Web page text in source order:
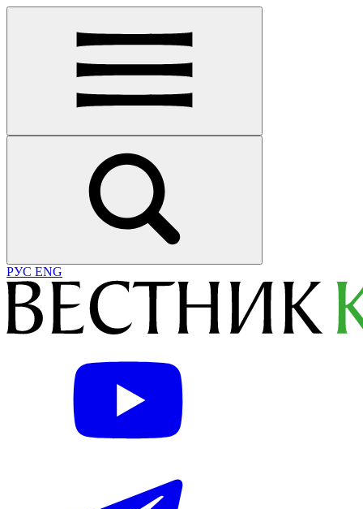
РУС ENG